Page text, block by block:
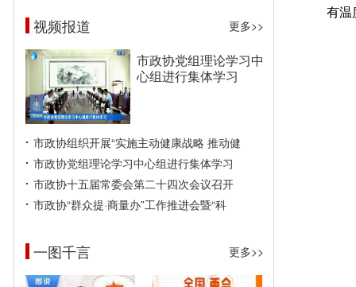
视频报道 更多>>
市政协党组理论学习中
心组进行集体学习
市政协组织开展“实施主动健康战略 推动健
市政协党组理论学习中心组进行集体学习
市政协十五届常委会第二十四次会议召开
市政协“群众提·商量办”工作推进会暨“科
一图千言 更多>>
有温